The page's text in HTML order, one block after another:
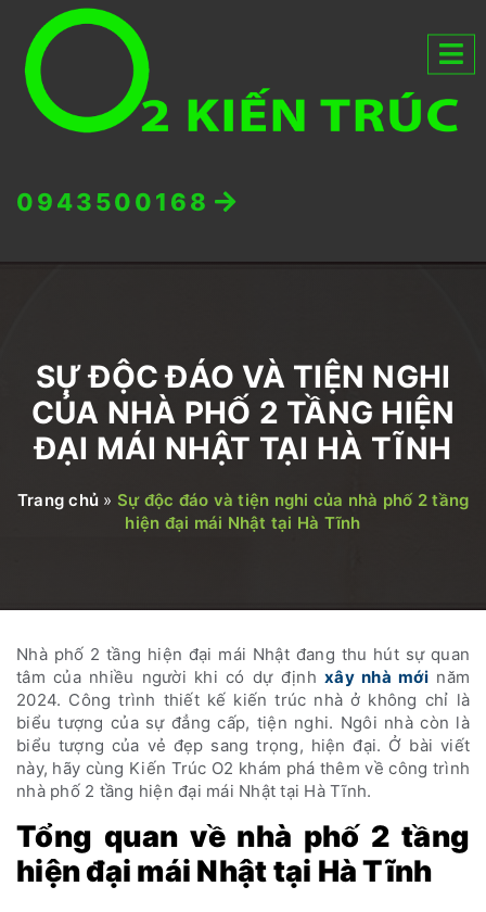
0943500168
SỰ ĐỘC ĐÁO VÀ TIỆN NGHI
CỦA NHÀ PHỐ 2 TẦNG HIỆN
ĐẠI MÁI NHẬT TẠI HÀ TĨNH
Trang chủ » Sự độc đáo và tiện nghi của nhà phố 2 tầng
hiện đại mái Nhật tại Hà Tĩnh
Nhà phố 2 tầng hiện đại mái Nhật đang thu hút sự quan
tâm của nhiều người khi có dự địnhxây nhà mới năm
2024. Công trình thiết kế kiến trúc nhà ở không chỉ là
biểu tượng của sự đẳng cấp, tiện nghi. Ngôi nhà còn là
biểu tượng của vẻ đẹp sang trọng, hiện đại. Ở bài viết
này, hãy cùng Kiến Trúc O2 khám phá thêm về công trình
nhà phố 2 tầng hiện đại mái Nhật tại Hà Tĩnh.
Tổng quan về nhà phố 2 tầng
hiện đại mái Nhật tại Hà Tĩnh